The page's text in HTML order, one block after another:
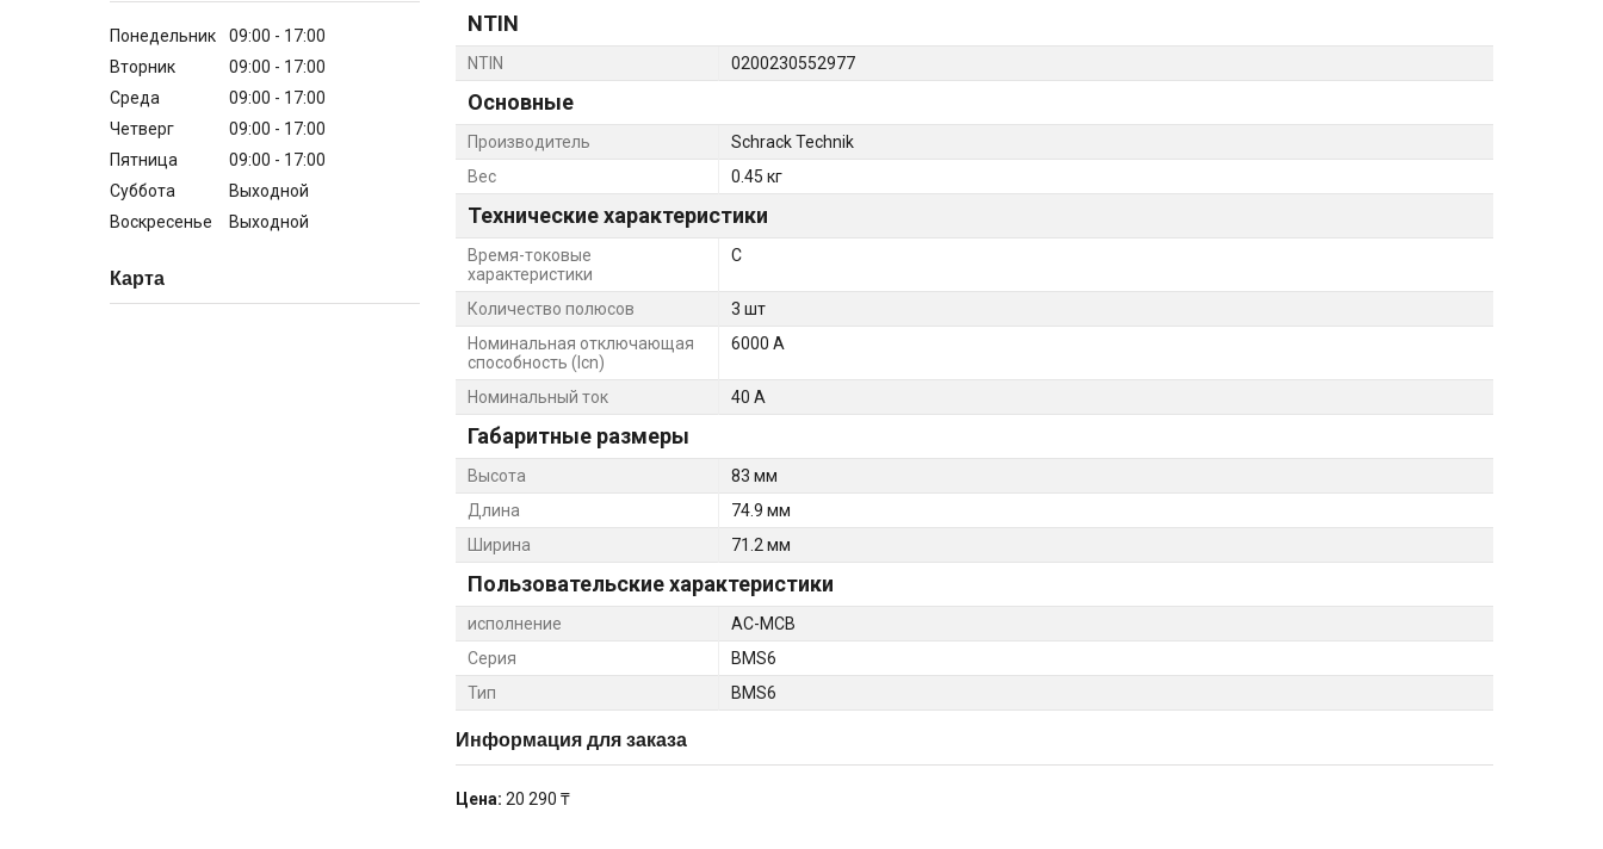
NTIN
NTIN 0200230552977
Основные
Производитель
Schrack Technik
Вес
0.45 кг
Технические характеристики
Время-токовые
характеристики
C
Количество полюсов
3 шт
Номинальная отключающая
способность (Icn)
6000 А
Номинальный ток 40 А
Габаритные размеры
Высота
83 мм
Длина
74.9 мм
Ширина
71.2 мм
Пользовательские характеристики
исполнение
AC-MCB
Серия
BMS6
Тип
BMS6
Информация для заказа
Цена: 20 290 ₸
Понедельник 09:00
17:00
Вторник
09:00
17:00
Среда
09:00
17:00
Четверг
09:00
17:00
Пятница
09:00
17:00
Суббота
Выходной
Воскресенье
Выходной
Карта